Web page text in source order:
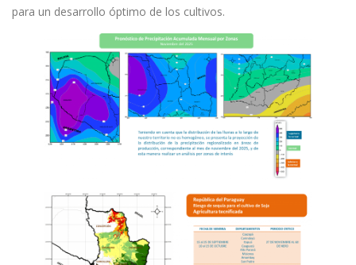
para un desarrollo óptimo de los cultivos.